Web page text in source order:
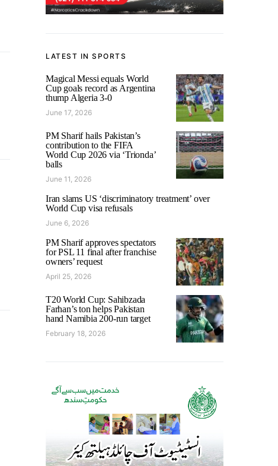
LATEST IN SPORTS
Magical Messi equals World
Cup goals record as Argentina
thump Algeria 3-0
June 17, 2026
PM Sharif hails Pakistan’s
contribution to the FIFA
World Cup 2026 via ‘Trionda’
balls
June 11, 2026
Iran slams US ‘discriminatory treatment’ over
World Cup visa refusals
June 6, 2026
PM Sharif approves spectators
for PSL 11 final after franchise
owners’ request
April 25, 2026
T20 World Cup: Sahibzada
Farhan’s ton helps Pakistan
hand Namibia 200-run target
February 18, 2026